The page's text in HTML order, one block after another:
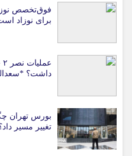
فوق‌تخصص
برای نوزاد
داشت؟
بورس تهران
تغییر مسیر